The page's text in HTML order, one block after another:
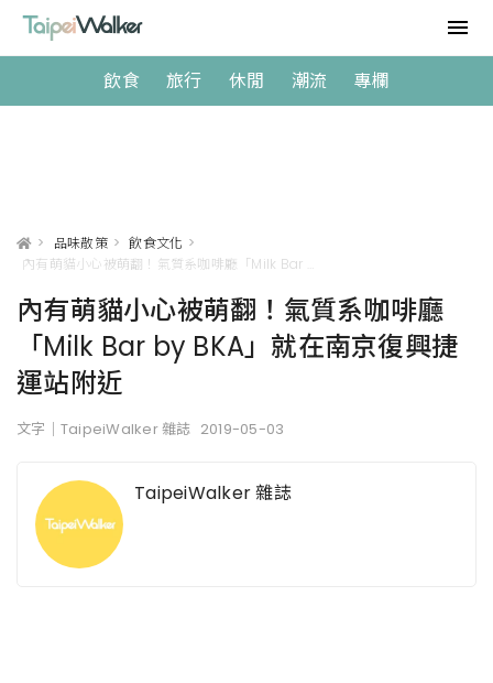
飲食 旅行 休閒 潮流 專欄
> 品味散策 > 飲食文化 >
內有萌貓小心被萌翻！氣質系咖啡廳
「Milk Bar by BKA」就在南京復興捷
運站附近
文字｜TaipeiWalker 雜誌 2019-05-03
TaipeiWalker 雜誌